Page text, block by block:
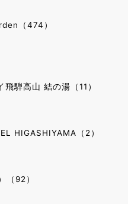
（474）
騨高山 結の湯（11）
HIGASHIYAMA（2）
（92）